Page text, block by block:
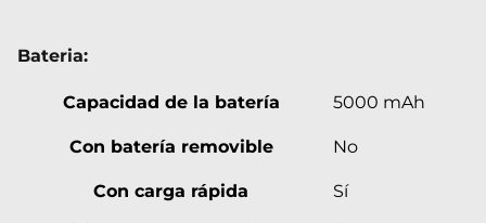
Bateria:
Capacidad de la batería 5000 mAh
Con batería removible No
Con carga rápida Sí